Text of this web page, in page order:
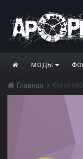
МОДЫ
Главная Kuroneko